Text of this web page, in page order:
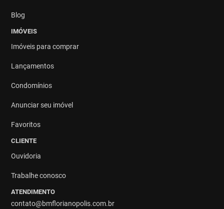
Blog
IMÓVEIS
Imóveis para comprar
Lançamentos
Condomínios
Anunciar seu imóvel
Favoritos
CLIENTE
Ouvidoria
Trabalhe conosco
ATENDIMENTO
contato@bmflorianopolis.com.br